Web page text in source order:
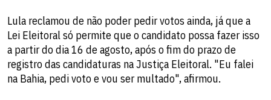
Lula reclamou de não poder pedir votos ainda, já que a
Lei Eleitoral só permite que o candidato possa fazer isso
a partir do dia 16 de agosto, após o fim do prazo de
registro das candidaturas na Justiça Eleitoral. "Eu falei
na Bahia, pedi voto e vou ser multado", afirmou.